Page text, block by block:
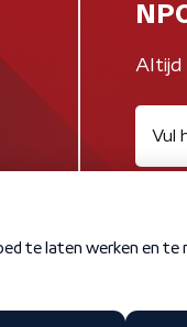
Altijd